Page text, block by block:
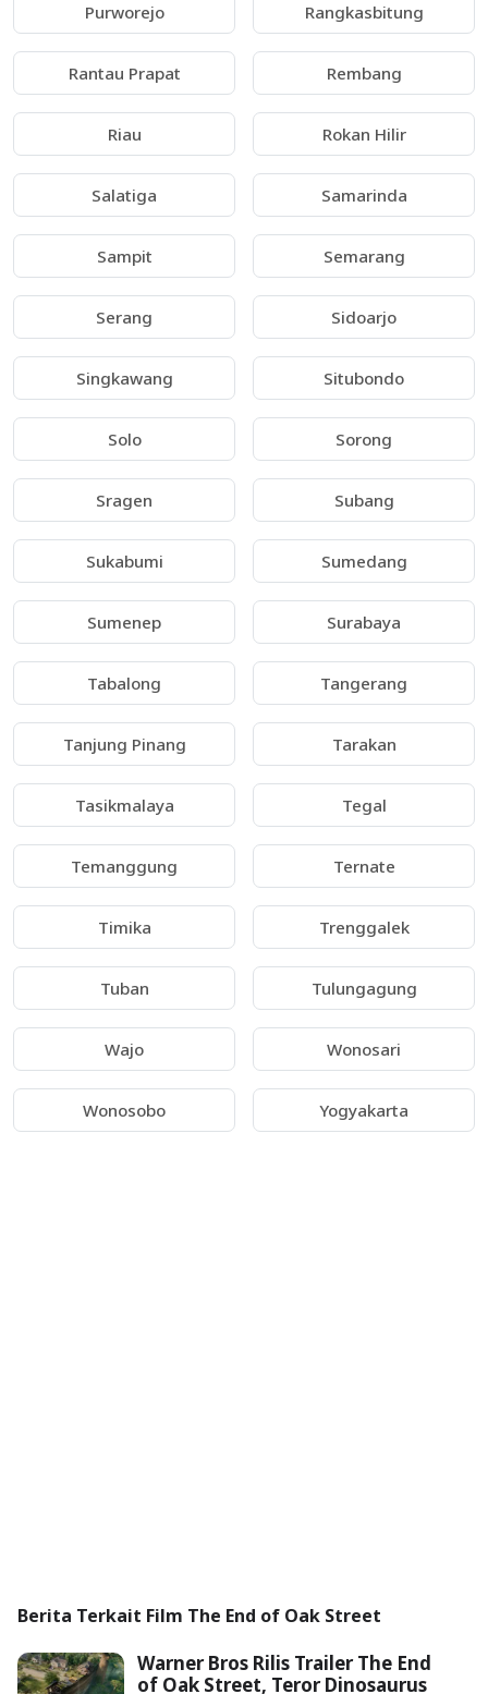
Purworejo Rangkasbitung
Rantau Prapat Rembang
Riau Rokan Hilir
Salatiga Samarinda
Sampit Semarang
Serang Sidoarjo
Singkawang Situbondo
Solo Sorong
Sragen Subang
Sukabumi Sumedang
Sumenep Surabaya
Tabalong Tangerang
Tanjung Pinang Tarakan
Tasikmalaya Tegal
Temanggung Ternate
Timika Trenggalek
Tuban Tulungagung
Wajo Wonosari
Wonosobo Yogyakarta
Berita Terkait Film The End of Oak Street
Warner Bros Rilis Trailer The End
of Oak Street, Teror Dinosaurus